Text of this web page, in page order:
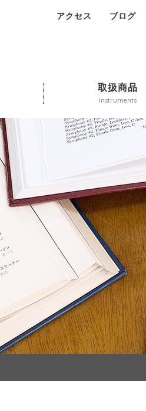
アクセス ブログ
取扱商品
Instruments